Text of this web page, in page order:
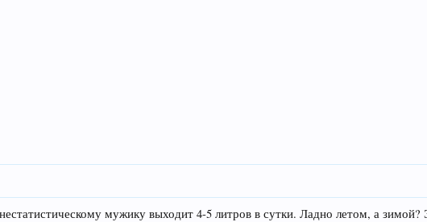
мужику выходит 4-5 литров в сутки. Ладно летом, а зимой?